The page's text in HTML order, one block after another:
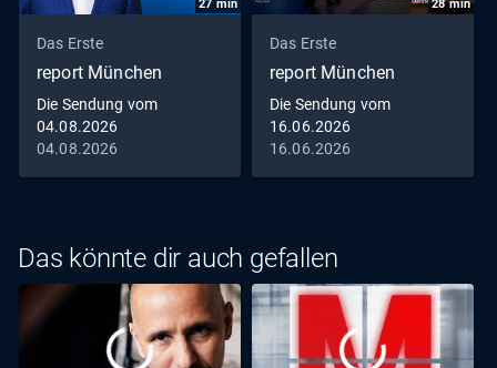
27 min
Das Erste
report München
Die Sendung vom
04.08.2026
04.08.2026
28min
Das Erste
report München
Die Sendung vom
16.06.2026
16.06.2026
Das könnte dir auch gefallen